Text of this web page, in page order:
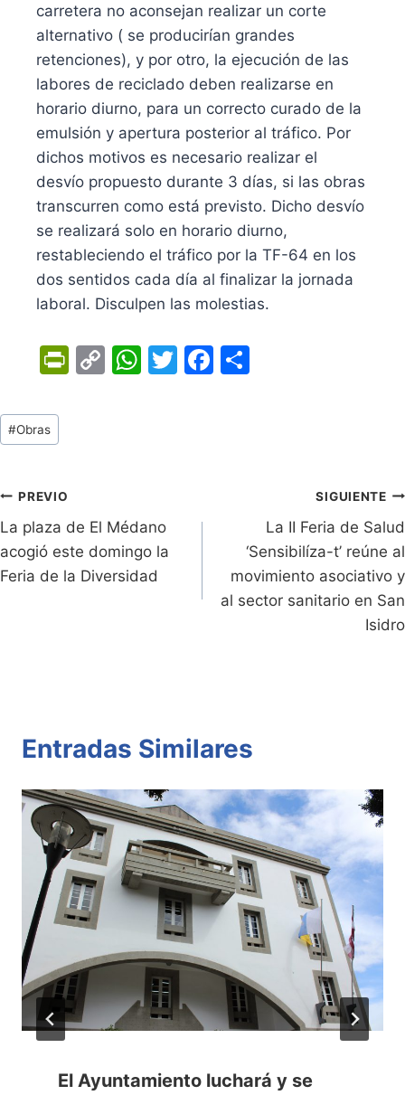
carretera no aconsejan realizar un corte
alternativo ( se producirían grandes
retenciones), y por otro, la ejecución de las
labores de reciclado deben realizarse en
horario diurno, para un correcto curado de la
emulsión y apertura posterior al tráfico. Por
dichos motivos es necesario realizar el
desvío propuesto durante 3 días, si las obras
transcurren como está previsto. Dicho desvío
se realizará solo en horario diurno,
restableciendo el tráfico por la TF-64 en los
dos sentidos cada día al finalizar la jornada
laboral. Disculpen las molestias.
Pr
dl
y
C
k
W
p
T
F
Tags
de
#Obras
Navegación
de
entradas
PREVIO
La plaza de El Médano
acogió este domingo la
Feria de la Diversidad
SIGUIENTE
La II Feria de Salud
‘Sensibilíza-t’ reúne al
movimiento asociativo y
al sector sanitario en San
Isidro
Entradas Similares
El Ayuntamiento luchará y se